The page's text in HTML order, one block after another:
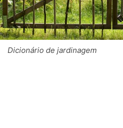
Dicionário de jardinagem